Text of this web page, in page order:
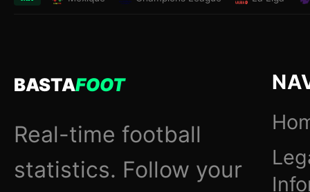
BASTAFOOT
Real-time football
statistics. Follow your